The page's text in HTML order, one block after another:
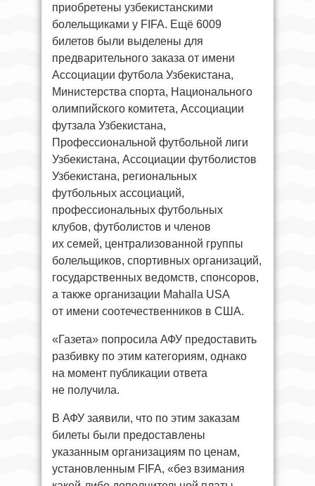
приобретены узбекистанскими
болельщиками у FIFA. Ещё 6009
билетов были выделены для
предварительного заказа от имени
Ассоциации футбола Узбекистана,
Министерства спорта, Национального
олимпийского комитета, Ассоциации
футзала Узбекистана,
Профессиональной футбольной лиги
Узбекистана, Ассоциации футболистов
Узбекистана, региональных
футбольных ассоциаций,
профессиональных футбольных
клубов, футболистов и членов
их семей, централизованной группы
болельщиков, спортивных организаций,
государственных ведомств, спонсоров,
а также организации Mahalla USA
от имени соотечественников в США.
«Газета» попросила АФУ предоставить
разбивку по этим категориям, однако
на момент публикации ответа
не получила.
В АФУ заявили, что по этим заказам
билеты были предоставлены
указанным организациям по ценам,
установленным FIFA, «без взимания